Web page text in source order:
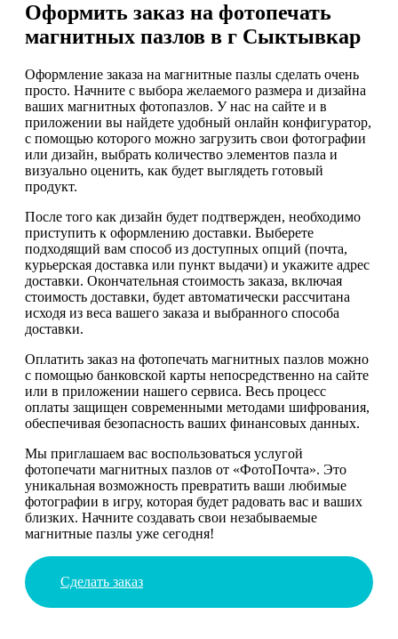
Оформить заказ на фотопечать
магнитных пазлов в г Сыктывкар
Оформление заказа на магнитные пазлы сделать очень
просто. Начните с выбора желаемого размера и дизайна
ваших магнитных фотопазлов. У нас на сайте и в
приложении вы найдете удобный онлайн конфигуратор,
с помощью которого можно загрузить свои фотографии
или дизайн, выбрать количество элементов пазла и
визуально оценить, как будет выглядеть готовый
продукт.
После того как дизайн будет подтвержден, необходимо
приступить к оформлению доставки. Выберете
подходящий вам способ из доступных опций (почта,
курьерская доставка или пункт выдачи) и укажите адрес
доставки. Окончательная стоимость заказа, включая
стоимость доставки, будет автоматически рассчитана
исходя из веса вашего заказа и выбранного способа
доставки.
Оплатить заказ на фотопечать магнитных пазлов можно
с помощью банковской карты непосредственно на сайте
или в приложении нашего сервиса. Весь процесс
оплаты защищен современными методами шифрования,
обеспечивая безопасность ваших финансовых данных.
Мы приглашаем вас воспользоваться услугой
фотопечати магнитных пазлов от «ФотоПочта». Это
уникальная возможность превратить ваши любимые
фотографии в игру, которая будет радовать вас и ваших
близких. Начните создавать свои незабываемые
магнитные пазлы уже сегодня!
Сделать заказ